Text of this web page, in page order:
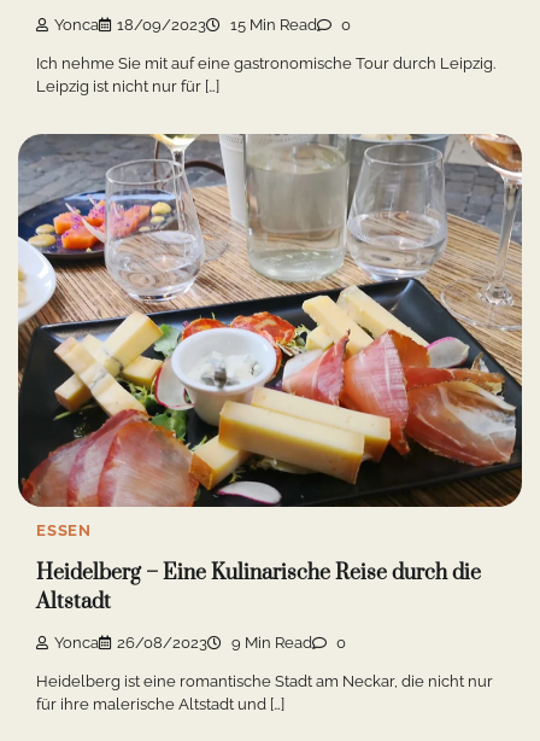
Yonca 18/09/2023 15 Min Read 0
Ich nehme Sie mit auf eine gastronomische Tour durch Leipzig.
Leipzig ist nicht nur für […]
ESSEN
Heidelberg – Eine Kulinarische Reise durch die
Altstadt
Yonca 26/08/2023 9 Min Read 0
Heidelberg ist eine romantische Stadt am Neckar, die nicht nur
für ihre malerische Altstadt und […]